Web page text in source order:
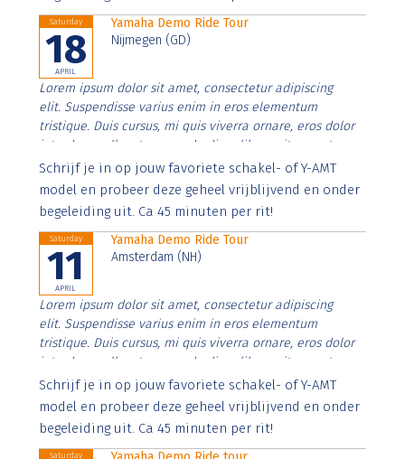
Saturday
18
APRIL
Yamaha Demo Ride Tour
Nijmegen (GD)
Lorem ipsum dolor sit amet, consectetur adipiscing
elit. Suspendisse varius enim in eros elementum
tristique. Duis cursus, mi quis viverra ornare, eros dolor
interdum nulla, ut commodo diam libero vitae erat.
Aenean faucibus nibh et justo cursus id rutrum lorem
imperdiet. Nunc ut sem vitae risus tristique posuere.
Schrijf je in op jouw favoriete schakel- of Y-AMT
model en probeer deze geheel vrijblijvend en onder
begeleiding uit. Ca 45 minuten per rit!
Saturday
11
APRIL
Yamaha Demo Ride Tour
Amsterdam (NH)
Lorem ipsum dolor sit amet, consectetur adipiscing
elit. Suspendisse varius enim in eros elementum
tristique. Duis cursus, mi quis viverra ornare, eros dolor
interdum nulla, ut commodo diam libero vitae erat.
Aenean faucibus nibh et justo cursus id rutrum lorem
imperdiet. Nunc ut sem vitae risus tristique posuere.
Schrijf je in op jouw favoriete schakel- of Y-AMT
model en probeer deze geheel vrijblijvend en onder
begeleiding uit. Ca 45 minuten per rit!
Saturday